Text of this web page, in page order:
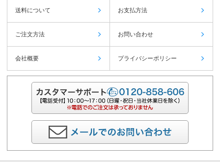
送料について お支払方法
ご注文方法 お問い合わせ
会社概要 プライバシーポリシー